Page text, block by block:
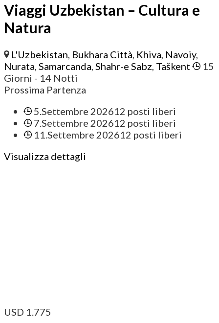
Viaggi Uzbekistan – Cultura e
Natura
L'Uzbekistan Bukhara Città Khiva Navoiy,
Nurata Samarcanda Shahr-e Sabz Taškent
15
Giorni - 14 Notti
Prossima Partenza
5.Settembre 202612 posti liberi
7.Settembre 202612 posti liberi
11.Settembre 202612 posti liberi
Visualizza dettagli
USD 1.775